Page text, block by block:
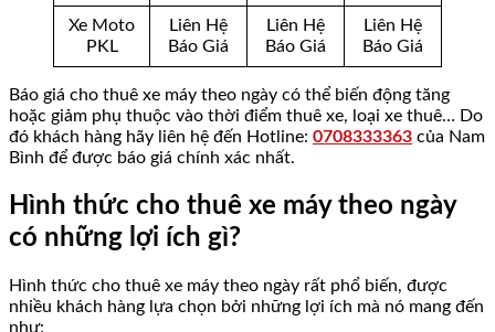
Xe Moto
PKL
Liên Hệ
Báo Giá
Liên Hệ
Báo Giá
Liên Hệ
Báo Giá
Báo giá cho thuê xe máy theo ngày có thể biến động tăng
hoặc giảm phụ thuộc vào thời điểm thuê xe, loại xe thuê… Do
đó khách hàng hãy liên hệ đến Hotline: 0708333363 của Nam
Bình để được báo giá chính xác nhất.
Hình thức cho thuê xe máy theo ngày
có những lợi ích gì?
Hình thức cho thuê xe máy theo ngày rất phổ biến, được
nhiều khách hàng lựa chọn bởi những lợi ích mà nó mang đến
như: